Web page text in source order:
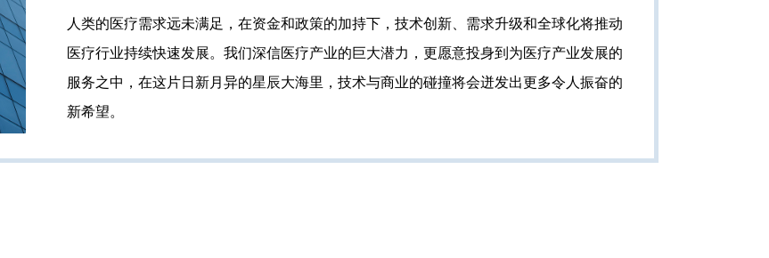
人类的医疗需求远未满足，在资金和政策的加持下，技术创新、需求升级和全球化将推动
医疗行业持续快速发展。我们深信医疗产业的巨大潜力，更愿意投身到为医疗产业发展的
服务之中，在这片日新月异的星辰大海里，技术与商业的碰撞将会迸发出更多令人振奋的
新希望。